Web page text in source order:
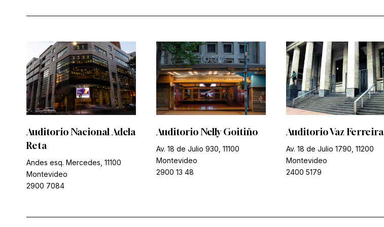
Auditorio Nacional Adela
Reta
Andes esq. Mercedes, 11100
Montevideo
2900 7084
Auditorio Nelly Goitiño
Av. 18 de Julio 930, 11100
Montevideo
2900 13 48
Auditorio Vaz Ferreira
Av. 18 de Julio 1790, 11200
Montevideo
2400 5179